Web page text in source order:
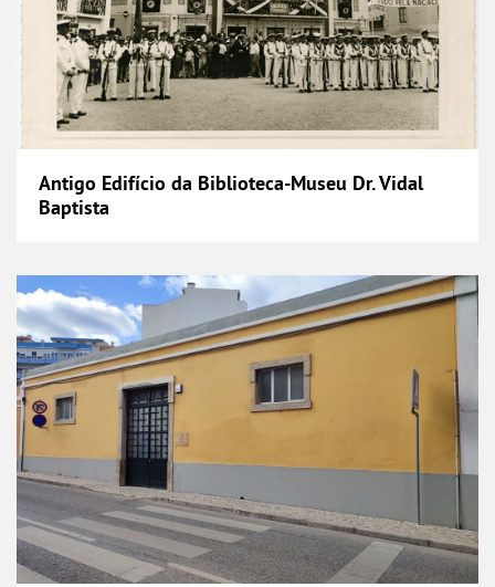
Antigo Edifício da Biblioteca-Museu Dr. Vidal
Baptista
Arquivo Municipal